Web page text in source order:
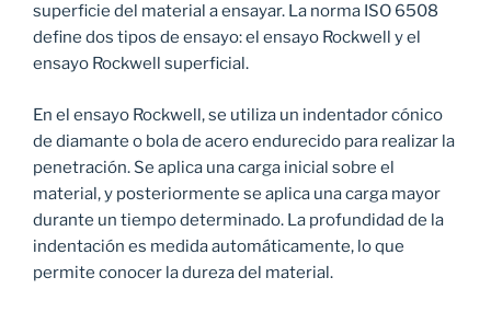
superficie del material a ensayar. La norma ISO 6508
define dos tipos de ensayo: el ensayo Rockwell y el
ensayo Rockwell superficial.
En el ensayo Rockwell, se utiliza un indentador cónico
de diamante o bola de acero endurecido para realizar la
penetración. Se aplica una carga inicial sobre el
material, y posteriormente se aplica una carga mayor
durante un tiempo determinado. La profundidad de la
indentación es medida automáticamente, lo que
permite conocer la dureza del material.